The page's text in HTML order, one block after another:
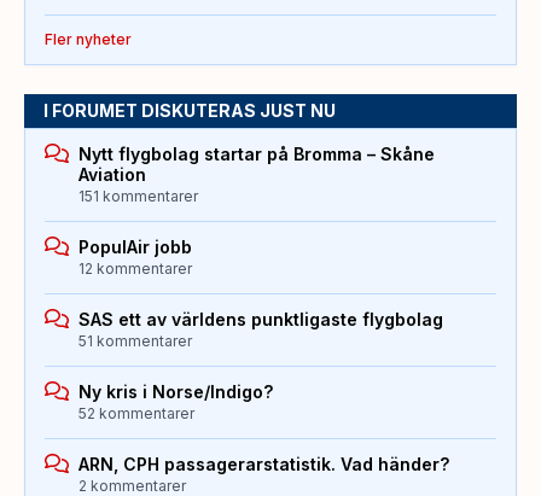
Fler nyheter
I FORUMET DISKUTERAS JUST NU
Nytt flygbolag startar på Bromma – Skåne
Aviation
151 kommentarer
PopulAir jobb
12 kommentarer
SAS ett av världens punktligaste flygbolag
51 kommentarer
Ny kris i Norse/Indigo?
52 kommentarer
ARN, CPH passagerarstatistik. Vad händer?
2 kommentarer